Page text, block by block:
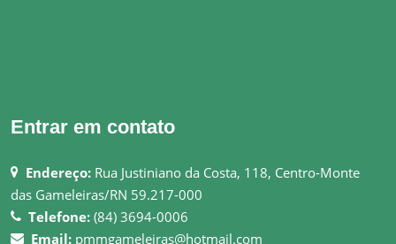
Entrar em contato
Endereço: Rua Justiniano da Costa, 118, Centro-Monte
das Gameleiras/RN 59.217-000
Telefone: (84) 3694-0006
Email: pmmgameleiras@hotmail.com